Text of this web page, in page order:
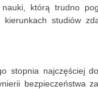
nauki, którą trudno
studiów
stopnia najczęściej
bezpieczeństwa